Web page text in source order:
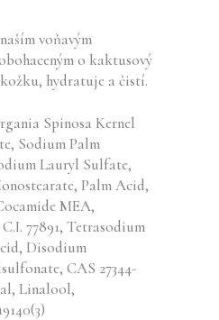
voňavým
o kaktusový
hydratuje a čistí.
Spinosa Kernel
Sodium Palm
Lauryl Sulfate,
Palm Acid,
MEA,
77891, Tetrasodium
Disodium
CAS 27344-
Linalool,